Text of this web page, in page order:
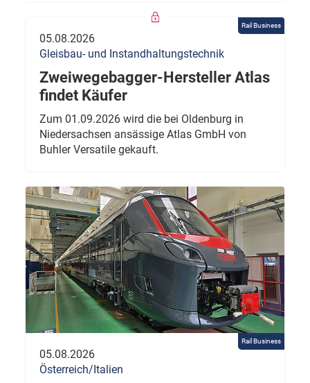
Rail Business
05.08.2026
Gleisbau- und Instandhaltungstechnik
Zweiwegebagger-Hersteller Atlas
findet Käufer
Zum 01.09.2026 wird die bei Oldenburg in
Niedersachsen ansässige Atlas GmbH von
Buhler Versatile gekauft.
Rail Business
05.08.2026
Österreich/Italien